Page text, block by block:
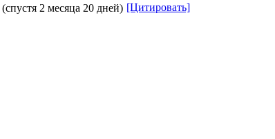
(спустя 2 месяца 20 дней) [Цитировать]